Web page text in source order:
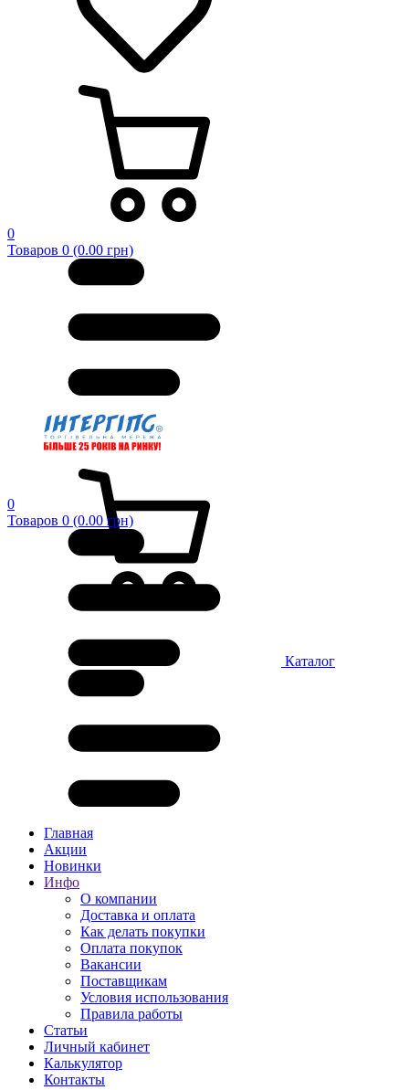
0
Товаров 0 (0.00 грн)
0
Товаров 0 (0.00 грн)
Каталог
Главная
Акции
Новинки
Инфо
О компании
Доставка и оплата
Как делать покупки
Оплата покупок
Вакансии
Поставщикам
Условия использования
Правила работы
Статьи
Личный кабинет
Калькулятор
Контакты